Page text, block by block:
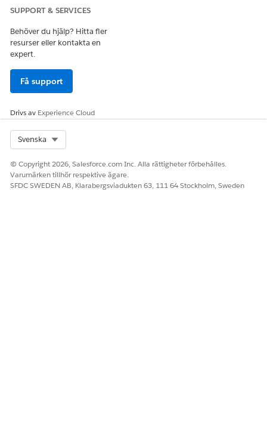
SUPPORT & SERVICES
Behöver du hjälp? Hitta fler
resurser eller kontakta en
expert.
Få support
Drivs av Experience Cloud
Svenska
© Copyright 2026, Salesforce.com Inc. Alla rättigheter förbehålles.
Varumärken tillhör respektive ägare.
SFDC SWEDEN AB, Klarabergsviadukten 63, 111 64 Stockholm, Sweden